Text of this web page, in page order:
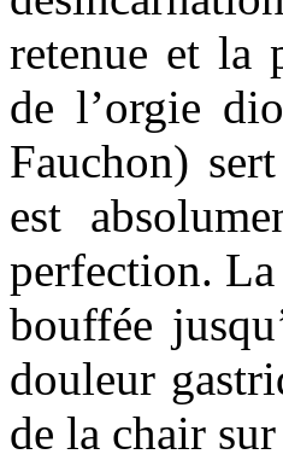
retenue et la
de l’orgie
Fauchon)
est
perfection. La
bouffée
douleur
de la chair